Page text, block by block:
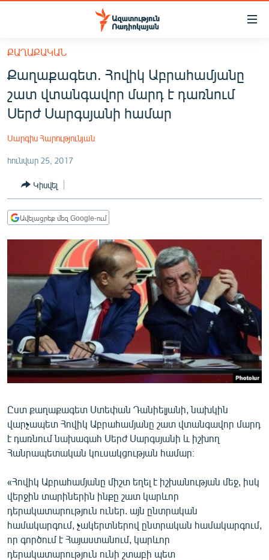
Մատչելիության
հիմնական
բովանդակությանը
հիմնական
մենյուին
ՀԱՅԱՍՏԱՆ
ՔԱՂԱՔԱԿԱՆ
ՏՆՏԵՍՈՒԹՅՈՒՆ
ՂԱՐԱԲԱՂ
ՏԱՐԱԾԱՇՐՋԱՆ
ՄԻՋԱԶԳԱՅԻՆ
ՄՇԱԿՈՒՅԹ
ՍՊՈՐՏ
ՄԵԿՆԱԲԱՆՈՒԹՅՈՒՆ
ՏՏ ԵՒ ԻՆՏԵՐՆԵՏ
ԱՐԽԻՎ
ՏԵՍԱՆՅՈՒԹԵՐ
ԲԱՆԱՎԵՃ
ՓՈԴՔԱՍԹ
Հայերեն
English
ՔԱՂԱՔԱԿԱՆ
Քաղաքագետ. Հովիկ Աբրահամյանը
շատ վտանգավոր մարդ է դառնում
Սերժ Սարգսյանի համար
Սարգիս Հարությունյան
հունվար 25, 2017
Կիսվել
Ավելացրեք մեզ Google-ում
Ըստ քաղաքագետ Ստեփան Դանիելյանի, նախկին
վարչապետ Հովիկ Աբրահամյանը շատ վտանգավոր մարդ
է դառնում նախագահ Սերժ Սարգսյանի և իշխող
Հանրապետական կուսակցության համար։
«Հովիկ Աբրահամյանը միշտ եղել է իշխանության մեջ, իսկ
վերջին տարիներին ինքը շատ կարևոր
դերակատարություն ուներ. այն ընտրական
համակարգում, չակերտներով ընտրական համակարգում,
որ գործում է Հայաստանում, կարևոր
դերակատարություն ունի շտաբի պետ